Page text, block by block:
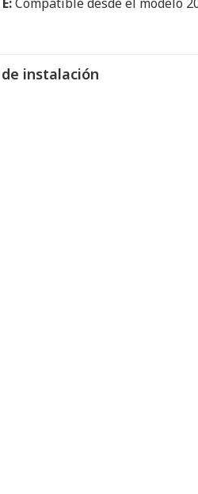
instalación